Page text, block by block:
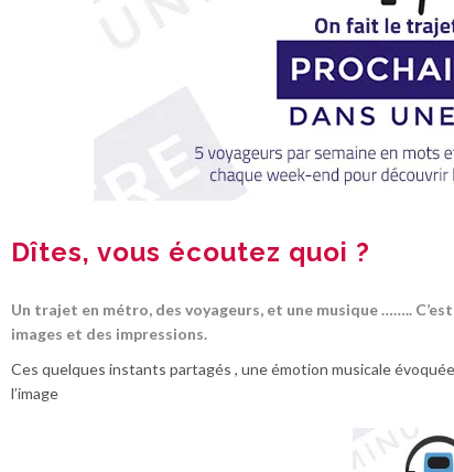
Dîtes, vous écoutez quoi ?
Un trajet en métro, des voyageurs, et une musique ……..
images et des impressions.
Ces quelques instants partagés , une émotion musicale
l’image